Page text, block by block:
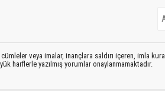
veya imalar, inançlara saldırı içeren, imla
harflerle yazılmış yorumlar onaylanmamaktadır.